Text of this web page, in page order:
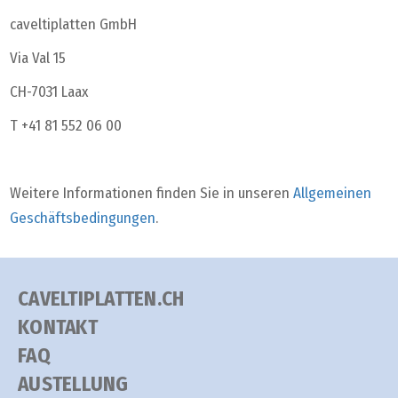
caveltiplatten GmbH
Via Val 15
CH-7031 Laax
T +41 81 552 06 00
Weitere Informationen finden Sie in unseren Allgemeinen
Geschäftsbedingungen.
CAVELTIPLATTEN.CH
KONTAKT
FAQ
AUSTELLUNG